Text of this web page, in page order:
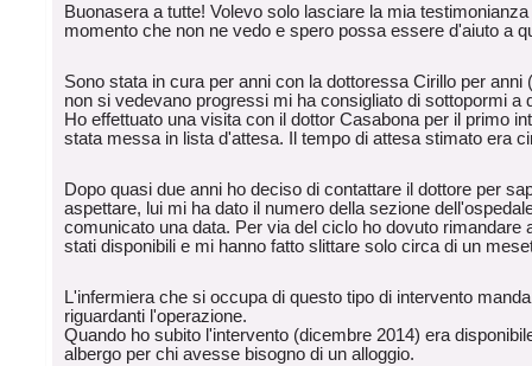
Buonasera a tutte! Volevo solo lasciare la mia
momento che non ne vedo e spero possa essere d'aiuto a
Sono stata in cura per anni con la dottoressa Cirillo per
non si vedevano progressi mi ha consigliato di sottopormi a
Ho effettuato una visita con il dottor Casabona per il primo
stata messa in lista d'attesa. Il tempo di attesa stimato era
Dopo quasi due anni ho deciso di contattare il dottore per
aspettare, lui mi ha dato il numero della sezione
comunicato una data. Per via del ciclo ho dovuto rimandare
stati disponibili e mi hanno fatto slittare solo circa di un
L'infermiera che si occupa di questo tipo di intervento
riguardanti l'operazione.
Quando ho subito l'intervento (dicembre 2014) era
albergo per chi avesse bisogno di un alloggio.